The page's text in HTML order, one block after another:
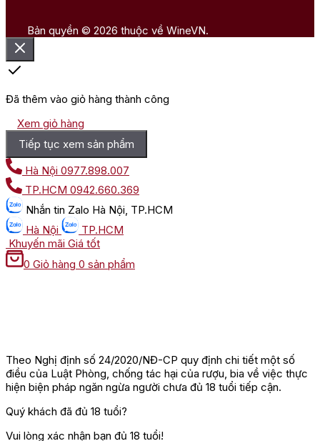
Bản quyền © 2026 thuộc về WineVN.
Đã thêm vào giỏ hàng thành công
Xem giỏ hàng
Tiếp tục xem sản phẩm
Hà Nội 0977.898.007
TP.HCM 0942.660.369
Nhắn tin Zalo Hà Nội, TP.HCM
Hà Nội
TP.HCM
Khuyến mãi Giá tốt
0 Giỏ hàng 0 sản phẩm
Theo Nghị định số 24/2020/NĐ-CP quy định chi tiết một số
điều của Luật Phòng, chống tác hại của rượu, bia về việc thực
hiện biện pháp ngăn ngừa người chưa đủ 18 tuổi tiếp cận.
Quý khách đã đủ 18 tuổi?
Vui lòng xác nhận bạn đủ 18 tuổi!